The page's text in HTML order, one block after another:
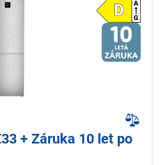
+ Záruka 10 let po